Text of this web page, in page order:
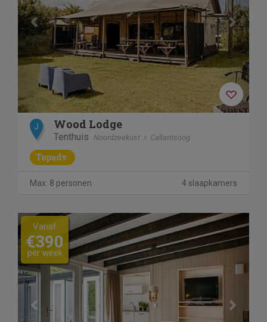
J Wood Lodge
Tenthuis Noordzeekust Callantsoog
Topadv.
Max. 8 personen 4 slaapkamers
Previous Next
Vanaf
€390
per week